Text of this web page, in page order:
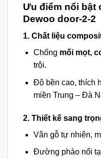
Ưu điểm nổi bật
Dewoo door-2-2
1. Chất liệu
Chống mối mọt,
trội.
Độ bền cao, thích
miền Trung – Đà
2. Thiết kế sang
Vân gỗ tự nhiên,
Đường phào nổi